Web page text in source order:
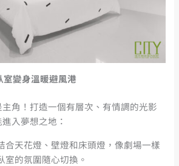
變身溫暖避風港
角！打造一個有層次、有情調的光影
入夢想之地：
合天花燈、壁燈和床頭燈，像劇場一樣
室的氛圍隨心切換。